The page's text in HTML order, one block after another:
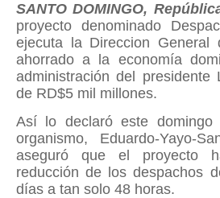
SANTO DOMINGO,
proyecto denominado
ejecuta la Direccion General
ahorrado a la economía
administración del presidente
de RD$5 mil millones.
Así lo declaró este
organismo, Eduardo-Yayo-
aseguró que el proyecto
reducción de los despachos
días a tan solo 48 horas.